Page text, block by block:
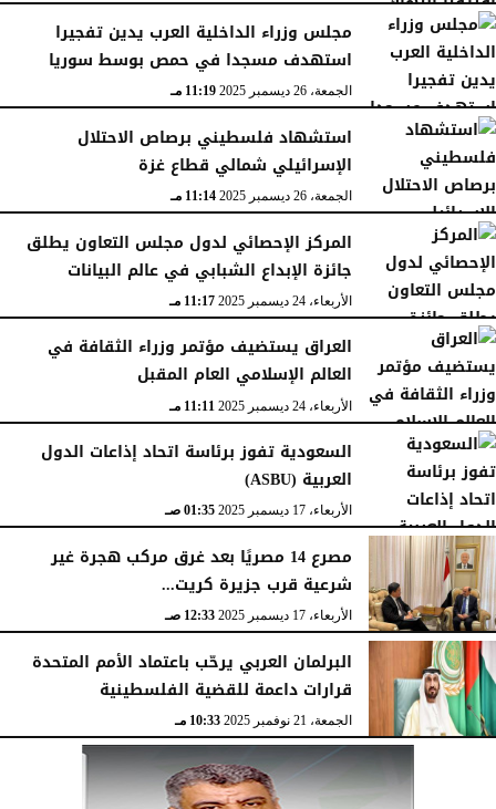
السبت، 27 ديسمبر 2025
مجلس وزراء الداخلية العرب يدين تفجيرا
استهدف مسجدا في حمص بوسط سوريا
الجمعة، 26 ديسمبر 2025 11:19 مـ
استشهاد فلسطيني برصاص الاحتلال
الإسرائيلي شمالي قطاع غزة
الجمعة، 26 ديسمبر 2025 11:14 مـ
المركز الإحصائي لدول مجلس التعاون يطلق
جائزة الإبداع الشبابي في عالم البيانات
الأربعاء، 24 ديسمبر 2025 11:17 مـ
العراق يستضيف مؤتمر وزراء الثقافة في
العالم الإسلامي العام المقبل
الأربعاء، 24 ديسمبر 2025 11:11 مـ
السعودية تفوز برئاسة اتحاد إذاعات الدول
العربية (ASBU)
الأربعاء، 17 ديسمبر 2025 01:35 صـ
مصرع 14 مصريًا بعد غرق مركب هجرة غير
شرعية قرب جزيرة كريت...
الأربعاء، 17 ديسمبر 2025 12:33 صـ
البرلمان العربي يرحّب باعتماد الأمم المتحدة
قرارات داعمة للقضية الفلسطينية
الجمعة، 21 نوفمبر 2025 10:33 مـ